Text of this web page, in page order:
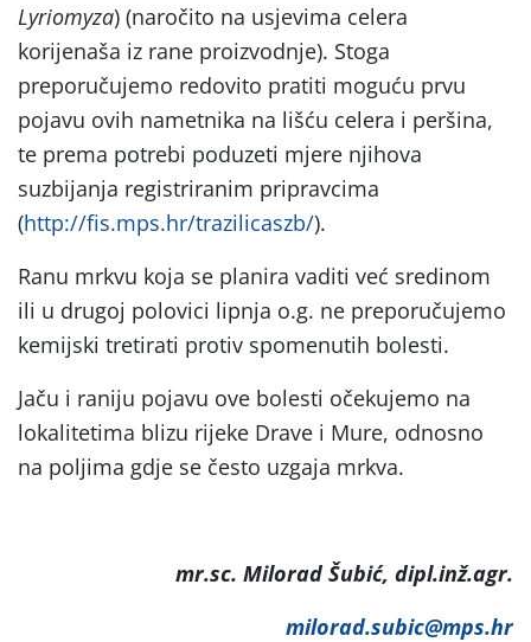
Lyriomyza) (naročito na usjevima celera
korijenaša iz rane proizvodnje). Stoga
preporučujemo redovito pratiti moguću prvu
pojavu ovih nametnika na lišću celera i peršina,
te prema potrebi poduzeti mjere njihova
suzbijanja registriranim pripravcima
(http://fis.mps.hr/trazilicaszb/).
Ranu mrkvu koja se planira vaditi već sredinom
ili u drugoj polovici lipnja o.g. ne preporučujemo
kemijski tretirati protiv spomenutih bolesti.
Jaču i raniju pojavu ove bolesti očekujemo na
lokalitetima blizu rijeke Drave i Mure, odnosno
na poljima gdje se često uzgaja mrkva.
mr.sc. Milorad Šubić, dipl.inž.agr.
milorad.subic@mps.hr